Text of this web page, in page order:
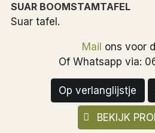
SUAR BOOMSTAMTAFEL
Suar tafel.
Mail ons voor
Of Whatsapp via:
Op verlanglijstje
BEKIJK